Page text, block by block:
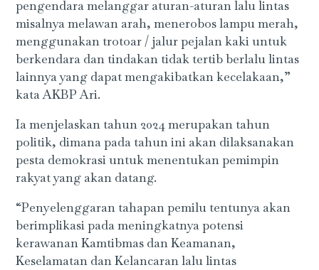
pengendara melanggar aturan-aturan lalu lintas
misalnya melawan arah, menerobos lampu merah,
menggunakan trotoar / jalur pejalan kaki untuk
berkendara dan tindakan tidak tertib berlalu lintas
lainnya yang dapat mengakibatkan kecelakaan,”
kata AKBP Ari.
Ia menjelaskan tahun 2024 merupakan tahun
politik, dimana pada tahun ini akan dilaksanakan
pesta demokrasi untuk menentukan pemimpin
rakyat yang akan datang.
“Penyelenggaran tahapan pemilu tentunya akan
berimplikasi pada meningkatnya potensi
kerawanan Kamtibmas dan Keamanan,
Keselamatan dan Kelancaran lalu lintas